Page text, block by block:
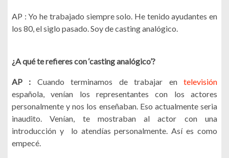
AP : Yo he trabajado siempre solo. He tenido ayudantes en
los 80, el siglo pasado. Soy de casting analógico.
¿A qué te refieres con ‘casting analógico’?
AP : Cuando terminamos de trabajar entelevisión
española, venían los representantes con los actores
personalmente y nos los enseñaban. Eso actualmente seria
inaudito. Venían, te mostraban al actor con una
introducción y lo atendías personalmente. Así es como
empecé.